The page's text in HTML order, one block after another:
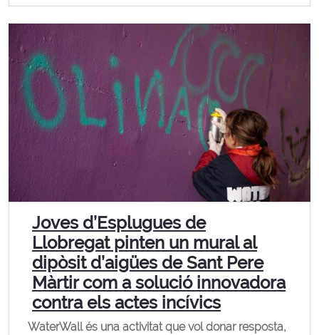
Joves d’Esplugues de
Llobregat pinten un mural al
dipòsit d’aigües de Sant Pere
Màrtir com a solució innovadora
contra els actes incívics
WaterWall és una activitat que vol donar resposta,